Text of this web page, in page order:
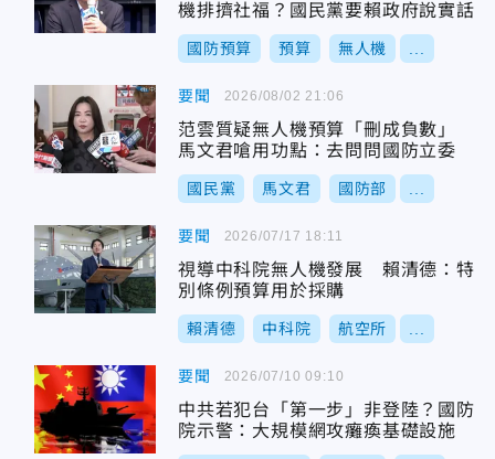
機排擠社福？國民黨要賴政府說實話
國防預算 預算 無人機
要聞
范雲質疑無人機預算「刪成負數」
馬文君嗆用功點：去問問國防立委
國民黨 馬文君 國防部
2026/08/02 21:06
要聞
視導中科院無人機發展 賴清德：特
別條例預算用於採購
賴清德 中科院 航空所
2026/07/17 18:11
要聞
中共若犯台「第一步」非登陸？國防
院示警：大規模網攻癱瘓基礎設施
2026/07/10 09:10